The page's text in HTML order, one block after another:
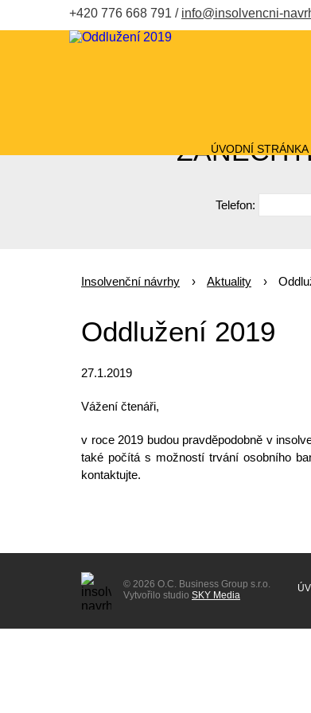
+420 776 668 791 info@insolvencni-
ÚVODNÍ STRÁNKA
Telefon:
Insolvenční návrhy Aktuality
Oddlužení 2019
27.1.2019
Vážení čtenáři,
v roce 2019 budou pravděpodobně v
také počítá s možností trvání osobního
kontaktujte.
© 2026 O.C. Business Group s.r.o.
Vytvořilo studio SKY Media